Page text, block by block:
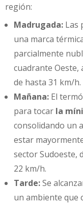
región:
Madrugada: Las
una marca
parcialmente
cuadrante Oeste,
de hasta 31 km/h.
Mañana: El
para tocar la
consolidando un
estar
sector Sudoeste,
22 km/h.
Tarde:Se
un ambiente que